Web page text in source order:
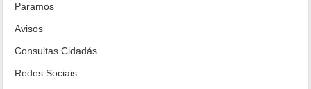
Paramos
Avisos
Consultas Cidadás
Redes Sociais